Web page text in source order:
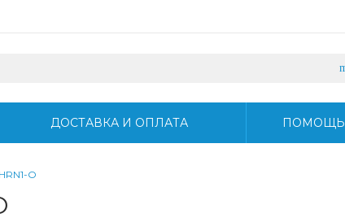
ДОСТАВКА И ОПЛАТА ПОМОЩЬ
O